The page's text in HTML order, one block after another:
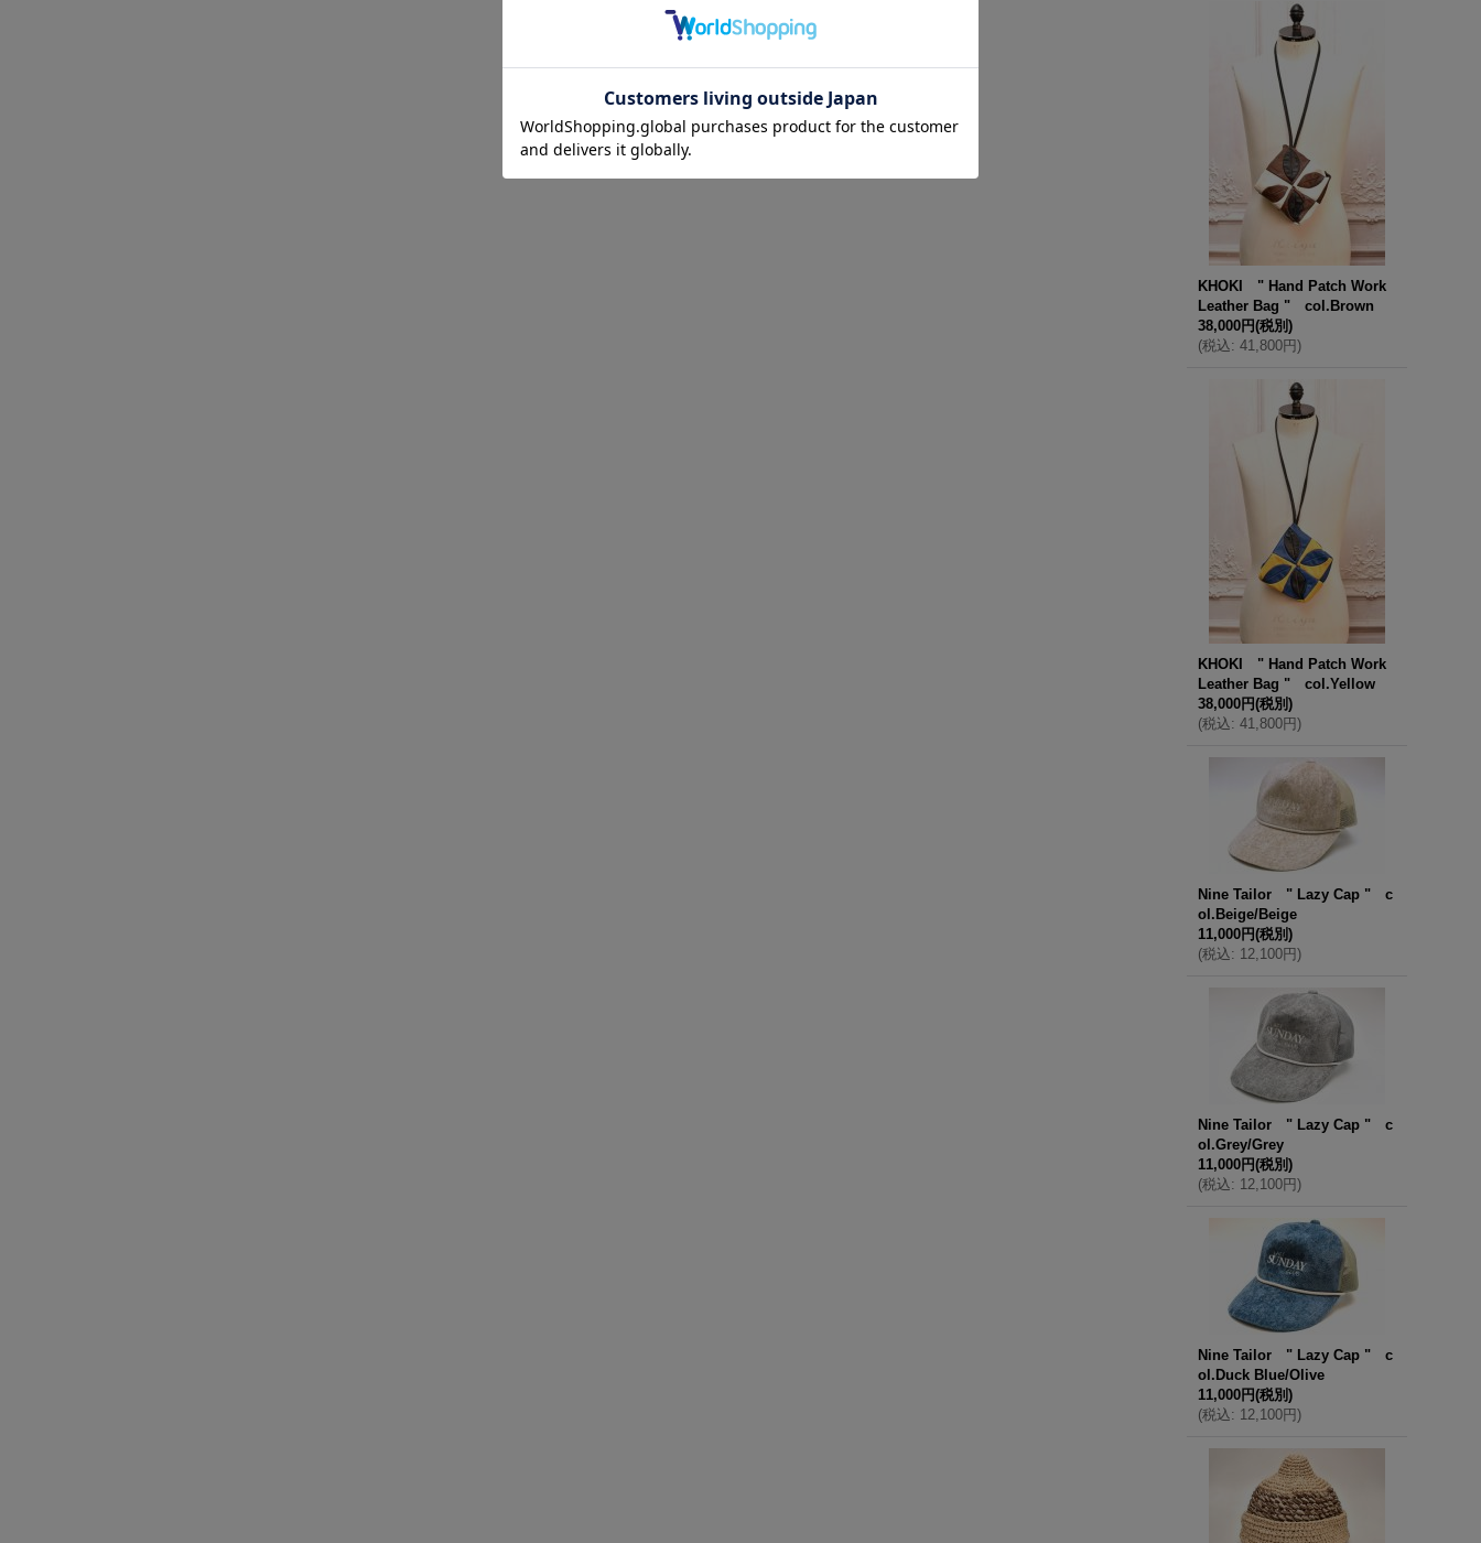
KHOKI " Hand Patch Work
Leather Bag " col.Brown
38,000円(税別)
(税込: 41,800円)
KHOKI " Hand Patch Work
Leather Bag " col.Yellow
38,000円(税別)
(税込: 41,800円)
Nine Tailor " Lazy Cap " c
ol.Beige/Beige
11,000円(税別)
(税込: 12,100円)
Nine Tailor " Lazy Cap " c
ol.Grey/Grey
11,000円(税別)
(税込: 12,100円)
Nine Tailor " Lazy Cap " c
ol.Duck Blue/Olive
11,000円(税別)
(税込: 12,100円)